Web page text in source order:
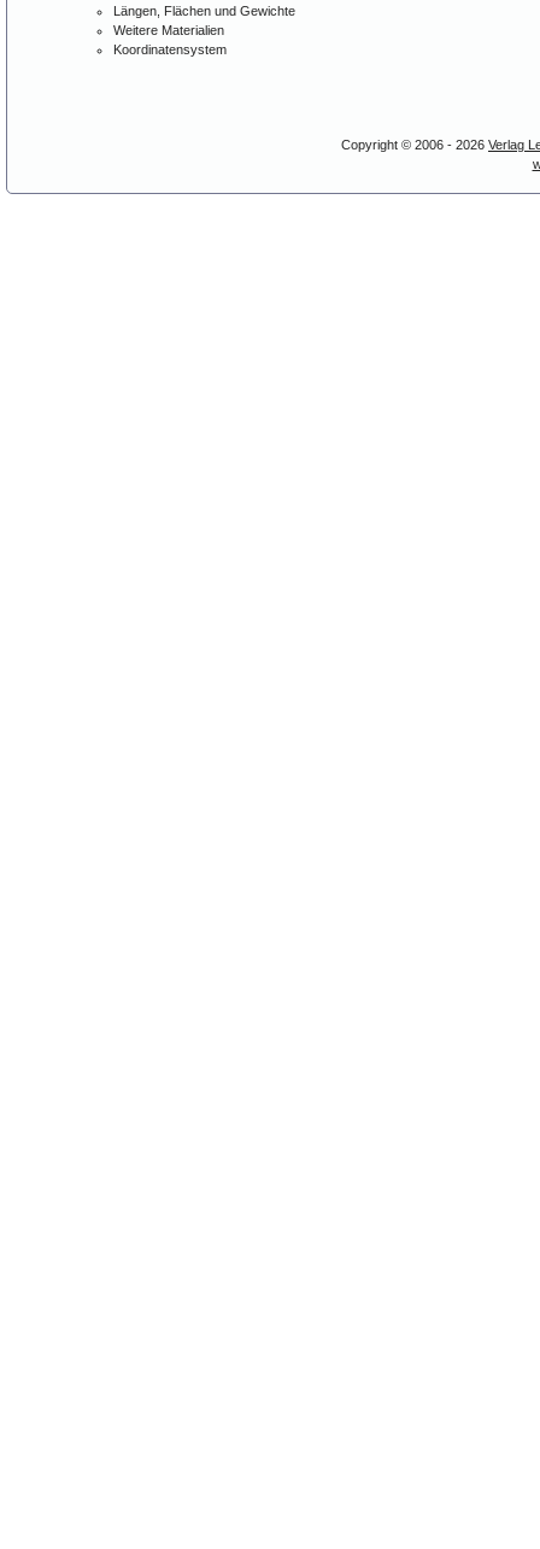
Längen, Flächen und Gewichte
Weitere Materialien
Koordinatensystem
Copyright © 2006 - 2026 Verlag